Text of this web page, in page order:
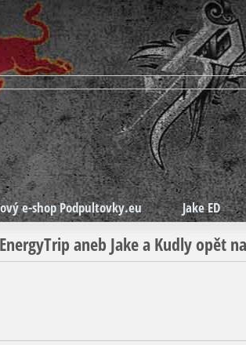
e-shop Podpultovky.eu Jake ED
aneb Jake a Kudly opět